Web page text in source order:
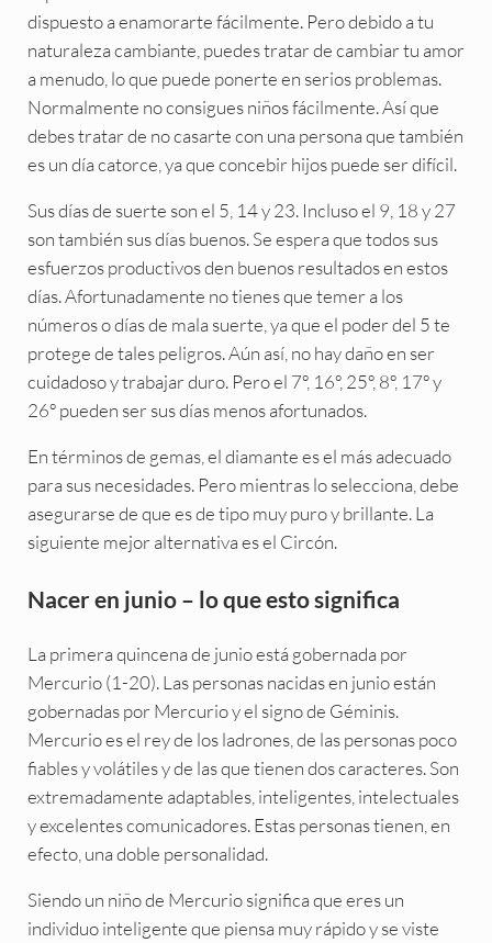
dispuesto a enamorarte fácilmente. Pero debido a tu
naturaleza cambiante, puedes tratar de cambiar tu amor
a menudo, lo que puede ponerte en serios problemas.
Normalmente no consigues niños fácilmente. Así que
debes tratar de no casarte con una persona que también
es un día catorce, ya que concebir hijos puede ser difícil.
Sus días de suerte son el 5, 14 y 23. Incluso el 9, 18 y 27
son también sus días buenos. Se espera que todos sus
esfuerzos productivos den buenos resultados en estos
días. Afortunadamente no tienes que temer a los
números o días de mala suerte, ya que el poder del 5 te
protege de tales peligros. Aún así, no hay daño en ser
cuidadoso y trabajar duro. Pero el 7º, 16º, 25º, 8º, 17º y
26º pueden ser sus días menos afortunados.
En términos de gemas, el diamante es el más adecuado
para sus necesidades. Pero mientras lo selecciona, debe
asegurarse de que es de tipo muy puro y brillante. La
siguiente mejor alternativa es el Circón.
Nacer en junio – lo que esto significa
La primera quincena de junio está gobernada por
Mercurio (1-20). Las personas nacidas en junio están
gobernadas por Mercurio y el signo de Géminis.
Mercurio es el rey de los ladrones, de las personas poco
fiables y volátiles y de las que tienen dos caracteres. Son
extremadamente adaptables, inteligentes, intelectuales
y excelentes comunicadores. Estas personas tienen, en
efecto, una doble personalidad.
Siendo un niño de Mercurio significa que eres un
individuo inteligente que piensa muy rápido y se viste